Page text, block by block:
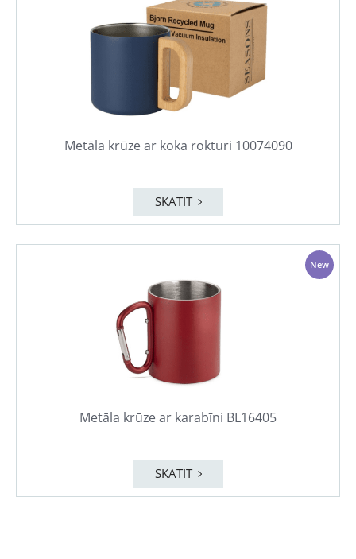
Metāla krūze ar koka rokturi 10074090
SKATĪT
New
Metāla krūze ar karabīni BL16405
SKATĪT